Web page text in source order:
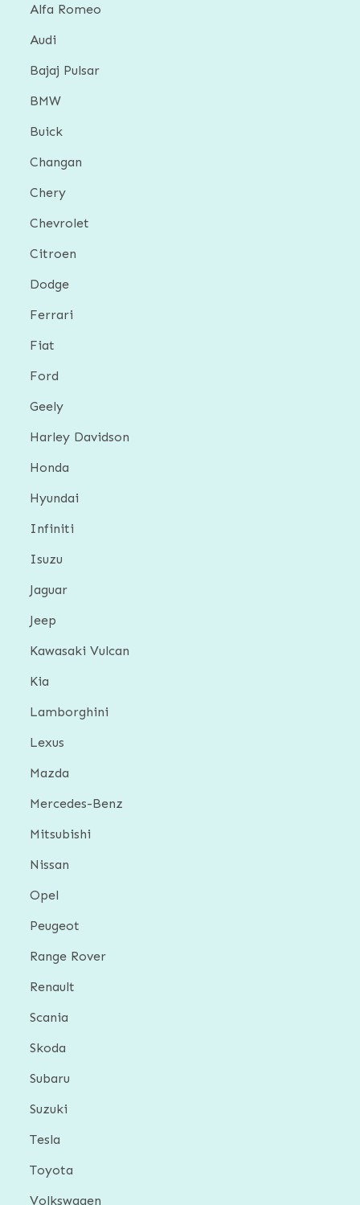
Alfa Romeo
Audi
Bajaj Pulsar
BMW
Buick
Changan
Chery
Chevrolet
Citroen
Dodge
Ferrari
Fiat
Ford
Geely
Harley Davidson
Honda
Hyundai
Infiniti
Isuzu
Jaguar
Jeep
Kawasaki Vulcan
Kia
Lamborghini
Lexus
Mazda
Mercedes-Benz
Mitsubishi
Nissan
Opel
Peugeot
Range Rover
Renault
Scania
Skoda
Subaru
Suzuki
Tesla
Toyota
Volkswagen